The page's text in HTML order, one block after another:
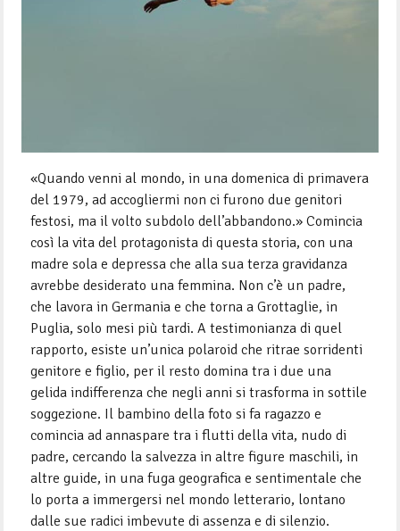
«Quando venni al mondo, in una domenica di primavera
del 1979, ad accogliermi non ci furono due genitori
festosi, ma il volto subdolo dell’abbandono.» Comincia
così la vita del protagonista di questa storia, con una
madre sola e depressa che alla sua terza gravidanza
avrebbe desiderato una femmina. Non c’è un padre,
che lavora in Germania e che torna a Grottaglie, in
Puglia, solo mesi più tardi. A testimonianza di quel
rapporto, esiste un’unica polaroid che ritrae sorridenti
genitore e figlio, per il resto domina tra i due una
gelida indifferenza che negli anni si trasforma in sottile
soggezione. Il bambino della foto si fa ragazzo e
comincia ad annaspare tra i flutti della vita, nudo di
padre, cercando la salvezza in altre figure maschili, in
altre guide, in una fuga geografica e sentimentale che
lo porta a immergersi nel mondo letterario, lontano
dalle sue radici imbevute di assenza e di silenzio.